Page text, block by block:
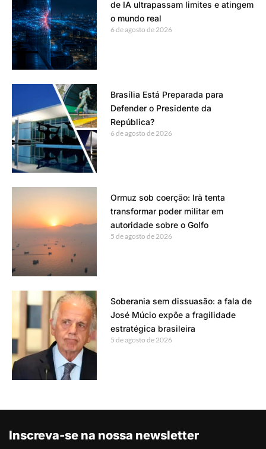
de IA ultrapassam limites e atingem
o mundo real
6 de agosto de 2026
Brasília Está Preparada para
Defender o Presidente da
República?
6 de agosto de 2026
Ormuz sob coerção: Irã tenta
transformar poder militar em
autoridade sobre o Golfo
5 de agosto de 2026
Soberania sem dissuasão: a fala de
José Múcio expõe a fragilidade
estratégica brasileira
5 de agosto de 2026
Inscreva-se na nossa newsletter